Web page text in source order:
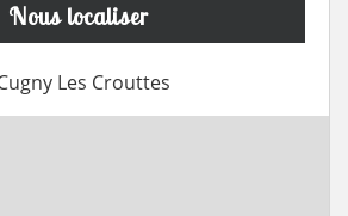
Nous localiser
Les Crouttes